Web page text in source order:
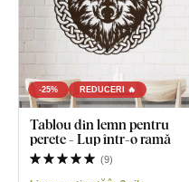
-25% REDUCERI 🔥
Tablou din lemn pentru
perete - Lup într-o ramă
(9)